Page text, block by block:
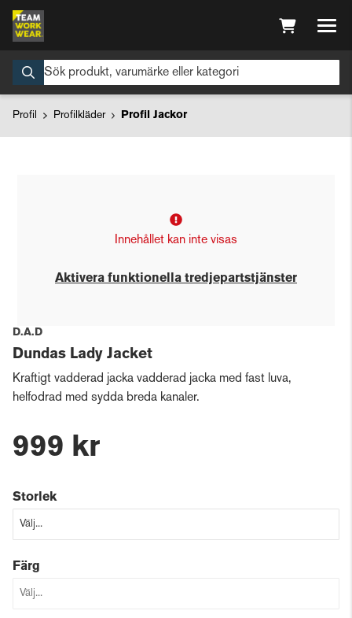
Profil Profilkläder Profil Jackor
Innehållet kan inte visas
Aktivera funktionella tredjepartstjänster
D.A.D
Dundas Lady Jacket
Kraftigt vadderad jacka vadderad jacka med fast luva,
helfodrad med sydda breda kanaler.
999 kr
Storlek
Färg